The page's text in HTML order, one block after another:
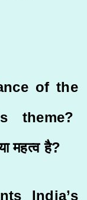
of the
theme?
महत्व है?
India’s